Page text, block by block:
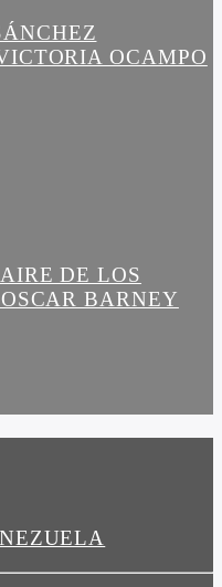
OCAMPO
DE LOS
BARNEY